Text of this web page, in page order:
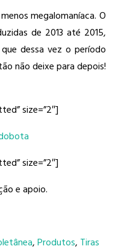
megalomaníaca. O
de 2013 até 2015,
dessa vez o período
não deixe para depois!
size=”2″]
size=”2″]
e apoio.
,Produtos, Tiras